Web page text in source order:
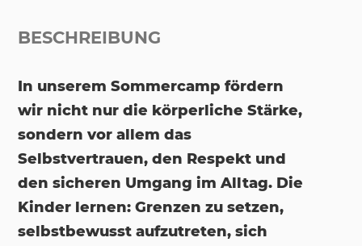
BESCHREIBUNG
In unserem Sommercamp fördern
wir nicht nur die körperliche Stärke,
sondern vor allem das
Selbstvertrauen, den Respekt und
den sicheren Umgang im Alltag. Die
Kinder lernen: Grenzen zu setzen,
selbstbewusst aufzutreten, sich